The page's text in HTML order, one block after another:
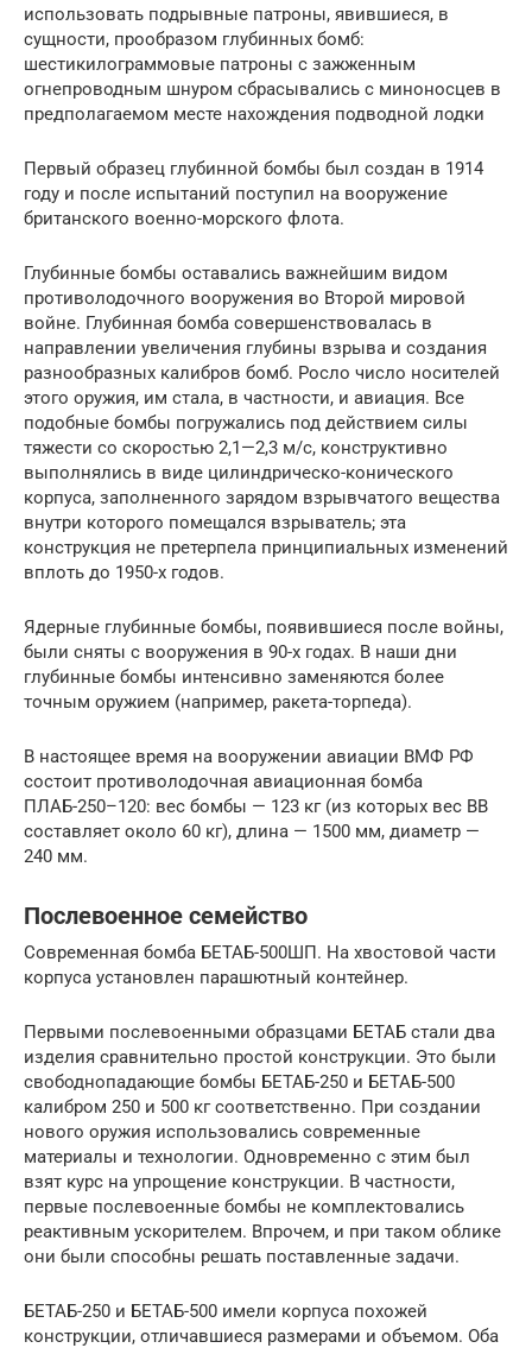
использовать подрывные патроны, явившиеся, в
сущности, прообразом глубинных бомб:
шестикилограммовые патроны с зажженным
огнепроводным шнуром сбрасывались с миноносцев в
предполагаемом месте нахождения подводной лодки
Первый образец глубинной бомбы был создан в 1914
году и после испытаний поступил на вооружение
британского военно-морского флота.
Глубинные бомбы оставались важнейшим видом
противолодочного вооружения во Второй мировой
войне. Глубинная бомба совершенствовалась в
направлении увеличения глубины взрыва и создания
разнообразных калибров бомб. Росло число носителей
этого оружия, им стала, в частности, и авиация. Все
подобные бомбы погружались под действием силы
тяжести со скоростью 2,1—2,3 м/с, конструктивно
выполнялись в виде цилиндрическо-конического
корпуса, заполненного зарядом взрывчатого вещества
внутри которого помещался взрыватель; эта
конструкция не претерпела принципиальных изменений
вплоть до 1950-х годов.
Ядерные глубинные бомбы, появившиеся после войны,
были сняты с вооружения в 90-х годах. В наши дни
глубинные бомбы интенсивно заменяются более
точным оружием (например, ракета-торпеда).
В настоящее время на вооружении авиации ВМФ РФ
состоит противолодочная авиационная бомба
ПЛАБ-250–120: вес бомбы — 123 кг (из которых вес ВВ
составляет около 60 кг), длина — 1500 мм, диаметр —
240 мм.
Послевоенное семейство
Современная бомба БЕТАБ-500ШП. На хвостовой части
корпуса установлен парашютный контейнер.
Первыми послевоенными образцами БЕТАБ стали два
изделия сравнительно простой конструкции. Это были
свободнопадающие бомбы БЕТАБ-250 и БЕТАБ-500
калибром 250 и 500 кг соответственно. При создании
нового оружия использовались современные
материалы и технологии. Одновременно с этим был
взят курс на упрощение конструкции. В частности,
первые послевоенные бомбы не комплектовались
реактивным ускорителем. Впрочем, и при таком облике
они были способны решать поставленные задачи.
БЕТАБ-250 и БЕТАБ-500 имели корпуса похожей
конструкции, отличавшиеся размерами и объемом. Оба